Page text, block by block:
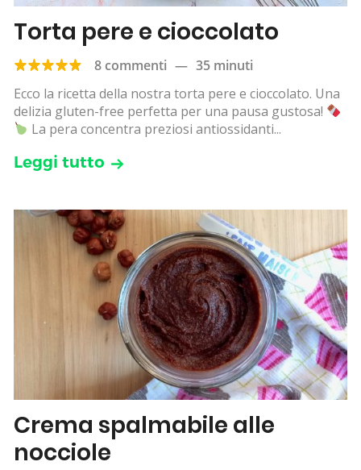
Torta pere e cioccolato
8 commenti — 35 minuti
Ecco la ricetta della nostra torta pere e cioccolato. Una
delizia gluten-free perfetta per una pausa gustosa!
La pera concentra preziosi antiossidanti...
Leggi tutto
Crema spalmabile alle
nocciole